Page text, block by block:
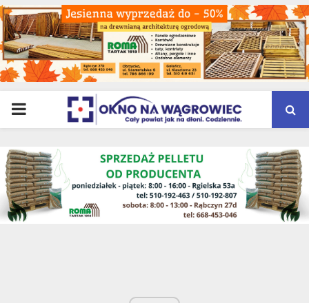
PRIMARY
MENU